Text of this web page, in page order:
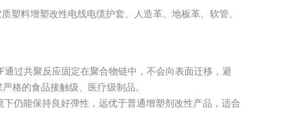
塑料增塑改性电线电缆护套、人造革、地板革、软管、
过共聚反应固定在聚合物链中，不会向表面迁移，避
格的食品接触级、医疗级制品。
仍能保持良好弹性，远优于普通增塑剂改性产品，适合